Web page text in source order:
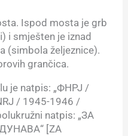
Ispod mosta je grb
i smješten je iznad
(simbola željeznice).
grančica.
je natpis: „ФНРЈ /
/ 1945-1946 /
natpis: „ЗА
[ZA